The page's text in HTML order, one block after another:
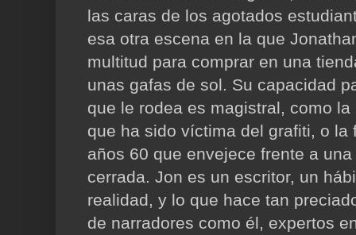
las caras de los agotados
esa otra escena en la que
multitud para comprar en una
unas gafas de sol. Su capacidad
que le rodea es magistral, como
que ha sido víctima del grafiti, o la
años 60 que envejece frente a
cerrada. Jon es un escritor, un
realidad, y lo que hace tan
de narradores como él, expertos